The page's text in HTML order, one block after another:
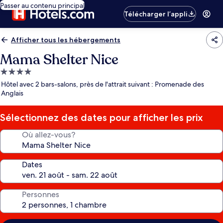
Passer au contenu principal
Télécharger l’appli
Afficher tous les hébergements
Mama Shelter Nice
Hébergement
4.0 étoiles
Hôtel avec 2 bars-salons, près de l'attrait suivant : Promenade des
Anglais
Sélectionnez des dates pour afficher les prix
Où allez-vous?
Dates
Personnes